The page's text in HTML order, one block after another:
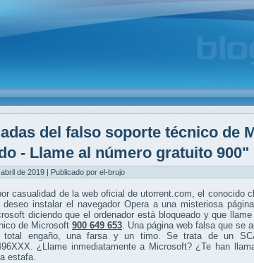
del falso soporte técnico de
- Llame al número gratuito 900"
de 2019 | Publicado por el-brujo
casualidad de la web oficial de utorrent.com, el conocido
deseo instalar el navegador Opera a una misteriosa
diciendo que el ordenador está bloqueado y que
de Microsoft 900 649 653 . Una página web falsa que
total engaño, una farsa y un timo. Se trata de un
¿Llame inmediatamente a Microsoft? ¿Te han
estafa.